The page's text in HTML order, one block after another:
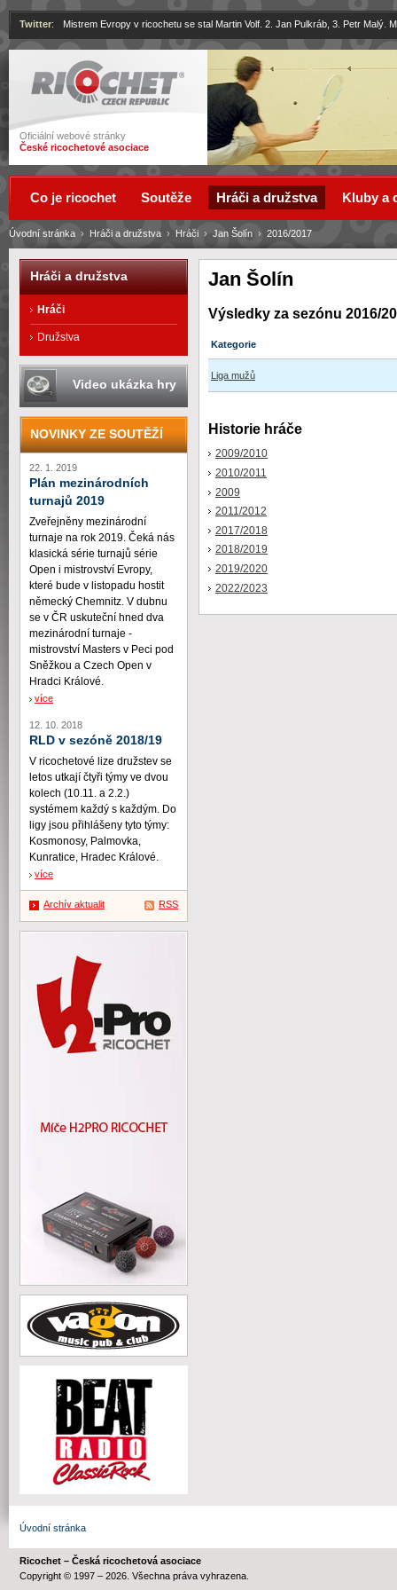
Ricochet
Oficiální webové stránky
České ricochetové asociace
Twitter: Mistrem Evropy v ricochetu se stal Martin Volf. 2. Jan Pulkráb, 3. Petr Malý.
Jan Šolín
Výsledky za sezónu 2016/
Kategorie
Liga mužů
Historie hráče
2009/2010
2010/2011
2009
2011/2012
2017/2018
2018/2019
2019/2020
2022/2023
Úvodní stránka › Hráči a družstva › Hráči › Jan Šolín › 2016/2017
Co je ricochet Soutěže Hráči a družstva Kluby a
Hráči a družstva
Hráči
Družstva
Video ukázka hry
NOVINKY ZE SOUTĚŽÍ
22. 1. 2019
Plán mezinárodních
turnajů 2019
Zveřejněny mezinárodní
turnaje na rok 2019. Čeká nás
klasická série turnajů série
Open i mistrovství Evropy,
které bude v listopadu hostit
německý Chemnitz. V dubnu
se v ČR uskuteční hned dva
mezinárodní turnaje -
mistrovství Masters v Peci pod
Sněžkou a Czech Open v
Hradci Králové.
více
12. 10. 2018
RLD v sezóně 2018/19
V ricochetové lize družstev se
letos utkají čtyři týmy ve dvou
kolech (10.11. a 2.2.)
systémem každý s každým. Do
ligy jsou přihlášeny tyto týmy:
Kosmonosy, Palmovka,
Kunratice, Hradec Králové.
více
Archív aktualit RSS
Úvodní stránka
Ricochet – Česká ricochetová asociace
Copyright © 1997 – 2026. Všechna práva vyhrazena.